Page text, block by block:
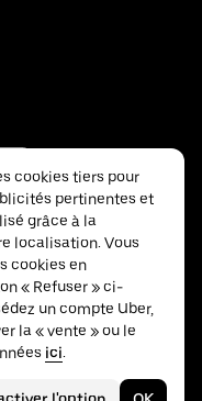
cookies tiers pour
pertinentes et
grâce à la
localisation. Vous
cookies en
« Refuser » ci-
un compte Uber,
la « vente » ou le
ici.